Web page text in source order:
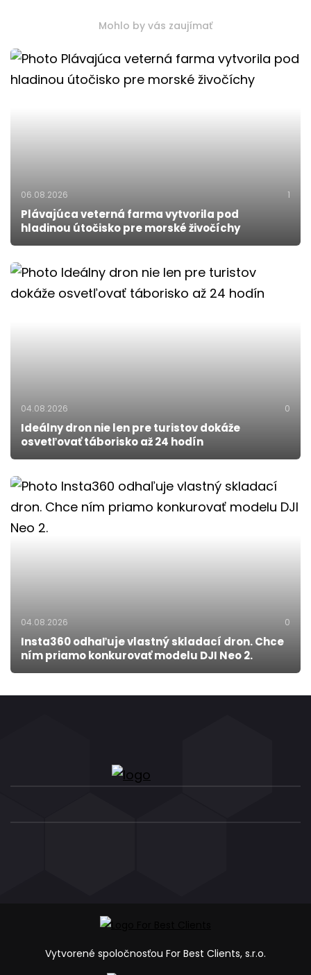
Mohlo by vás zaujímať
06.08.2026 1
Plávajúca veterná farma vytvorila pod
hladinou útočisko pre morské živočíchy
04.08.2026 0
Ideálny dron nie len pre turistov dokáže
osvetľovať táborisko až 24 hodín
04.08.2026 0
Insta360 odhaľuje vlastný skladací dron. Chce
ním priamo konkurovať modelu DJI Neo 2.
Vytvorené spoločnosťou For Best Clients, s.r.o.